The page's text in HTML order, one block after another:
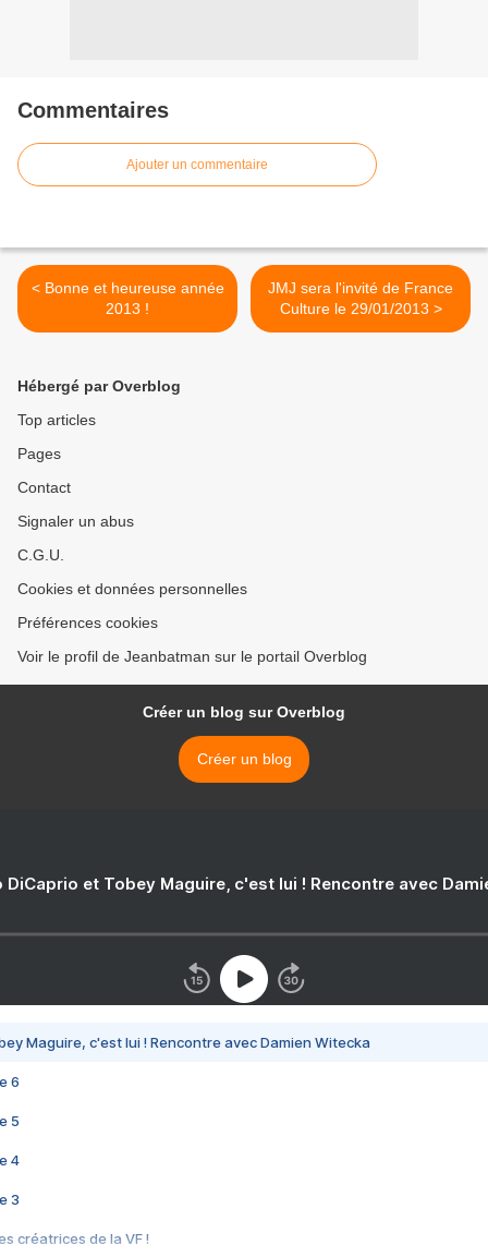
Commentaires
Ajouter un commentaire
< Bonne et heureuse année
2013 !
JMJ sera l'invité de France
Culture le 29/01/2013 >
Hébergé par Overblog
Top articles
Pages
Contact
Signaler un abus
C.G.U.
Cookies et données personnelles
Préférences cookies
Voir le profil de Jeanbatman sur le portail Overblog
Créer un blog sur Overblog
Créer un blog
DiCaprio et Tobey Maguire, c'est lui ! Rencontre avec
Maguire, c'est lui ! Rencontre avec Damien Witecka
6
5
4
3
créatrices de la VF !